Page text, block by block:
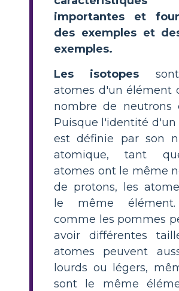
importantes et
des exemples et
exemples.
Les isotopes
atomes d'un élément
nombre de neutrons
Puisque l'identité d'un
est définie par son
atomique, tant
atomes ont le même
de protons, les
le même
comme les pommes
avoir différentes
atomes peuvent
lourds ou légers,
sont le même